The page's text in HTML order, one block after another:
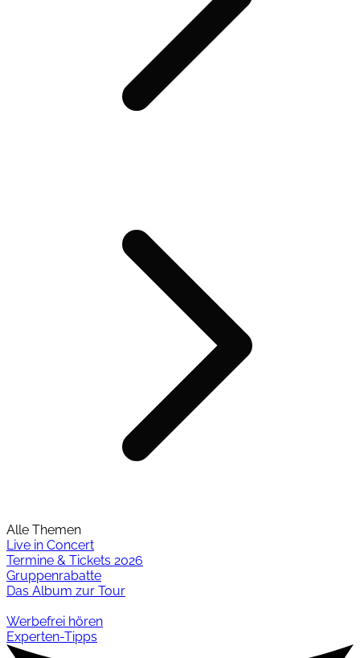
Alle Themen
Live in Concert
Termine & Tickets 2026
Gruppenrabatte
Das Album zur Tour
Werbefrei hören
Experten-Tipps